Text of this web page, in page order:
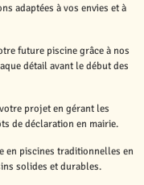
adaptées à vos envies et à
future piscine grâce à nos
détail avant le début des
projet en gérant les
de déclaration en mairie.
en piscines traditionnelles en
solides et durables.